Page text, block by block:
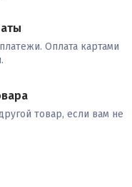
Оплата картами
товар, если вам не